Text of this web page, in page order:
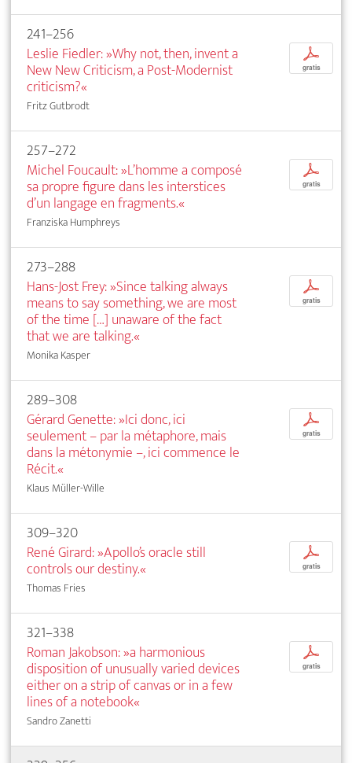
241–256
Leslie Fiedler: »Why not, then, invent a
New New Criticism, a Post-Modernist
criticism?«
Fritz Gutbrodt
p
gratis
257–272
Michel Foucault: »L’homme a composé
sa propre figure dans les interstices
d’un langage en fragments.«
Franziska Humphreys
p
gratis
273–288
Hans-Jost Frey: »Since talking always
means to say something, we are most
of the time […] unaware of the fact
that we are talking.«
Monika Kasper
p
gratis
289–308
Gérard Genette: »Ici donc, ici
seulement – par la métaphore, mais
dans la métonymie –, ici commence le
Récit.«
Klaus Müller-Wille
p
gratis
309–320
René Girard: »Apollo’s oracle still
controls our destiny.«
Thomas Fries
p
gratis
321–338
Roman Jakobson: »a harmonious
disposition of unusually varied devices
either on a strip of canvas or in a few
lines of a notebook«
Sandro Zanetti
p
gratis